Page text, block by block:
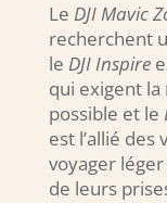
Le DJI Mavic
recherchent
le DJI Inspire
qui exigent la
possible et le
est l’allié
voyager
de leurs